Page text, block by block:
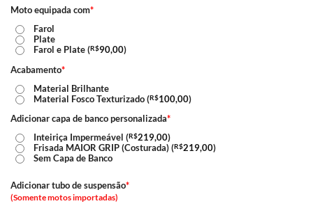
Moto equipada com*
Farol
Plate
Farol e Plate (R$90,00)
Acabamento*
Material Brilhante
Material Fosco Texturizado (R$100,00)
Adicionar capa de banco personalizada*
Inteiriça Impermeável (R$219,00)
Frisada MAIOR GRIP (Costurada) (R$219,00)
Sem Capa de Banco
Adicionar tubo de suspensão*
(Somente motos importadas)